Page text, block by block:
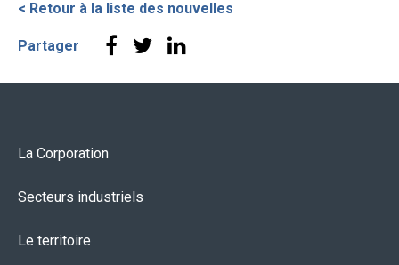
< Retour à la liste des nouvelles
Partager
La Corporation
Secteurs industriels
Le territoire